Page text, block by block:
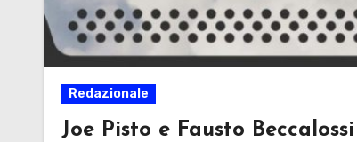
Redazionale
Joe Pisto e Fausto Beccalossi